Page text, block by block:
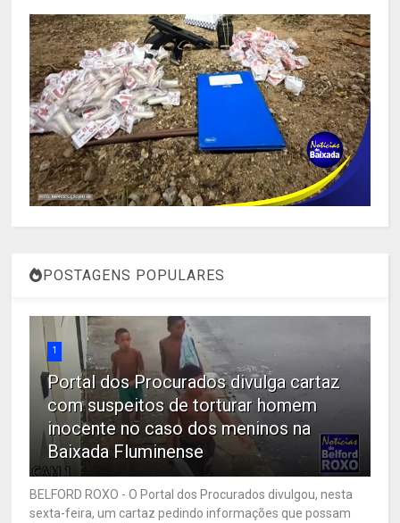
POSTAGENS POPULARES
1
Portal dos Procurados divulga cartaz
com suspeitos de torturar homem
inocente no caso dos meninos na
Baixada Fluminense
BELFORD ROXO - O Portal dos Procurados divulgou, nesta
sexta-feira, um cartaz pedindo informações que possam